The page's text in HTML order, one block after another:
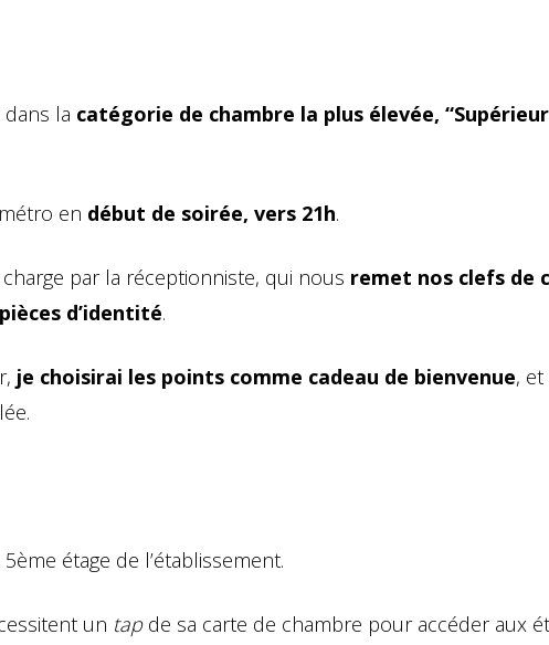
la catégorie de chambre la plus élevée,
en début de soirée, vers 21h.
par la réceptionniste, qui nous remet nos clefs de
d’identité.
je choisirai les points comme cadeau de bienvenue, et
étage de l’établissement.
un tapde sa carte de chambre pour accéder aux